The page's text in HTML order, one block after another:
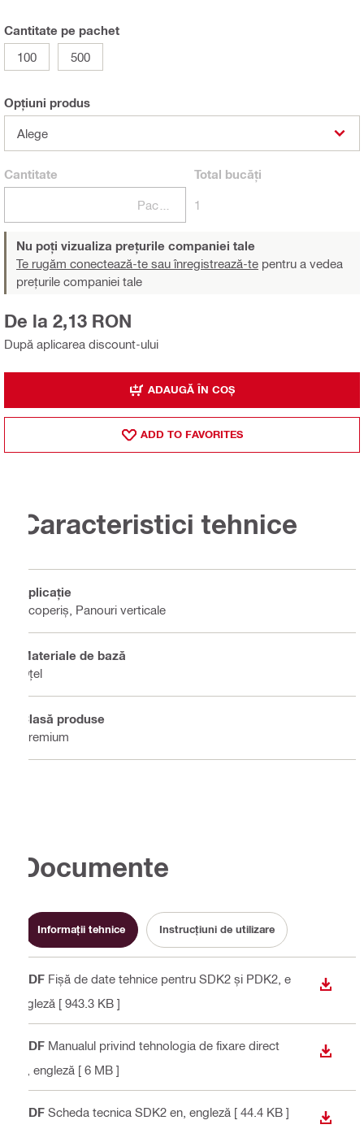
Cantitate pe pachet
100
500
Opțiuni produs
Alege
Cantitate Total bucăți
1
Nu poți vizualiza prețurile companiei tale
Te rugăm conectează-te sau înregistrează-te pentru a vedea
prețurile companiei tale
După aplicarea discount-ului
De la 2,13 RON
ADAUGĂ ÎN COȘ
ADD TO FAVORITES
Caracteristici tehnice
Aplicație
Acoperiș, Panouri verticale
Materiale de bază
Oţel
Clasă produse
Premium
Documente
Informaţii tehnice Instrucțiuni de utilizare
PDF Fișă de date tehnice pentru SDK2 și PDK2 , e
ngleză [ 943.3 KB ]
PDF Manualul privind tehnologia de fixare direct
, engleză [ 6 MB ]
PDF Scheda tecnica SDK2 en , engleză [ 44.4 KB ]